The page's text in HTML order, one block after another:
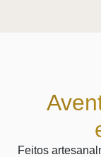
Feitos